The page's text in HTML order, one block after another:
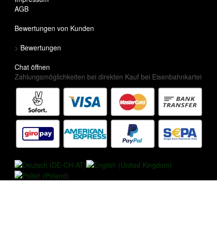
AGB
Bewertungen von Kunden
> Bewertungen
Chat öffnen
Zahlungsmöglichkeiten bei direkten Kauf bei Eisenbahnkartei